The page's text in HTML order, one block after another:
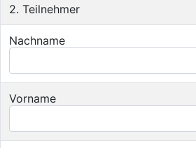
2. Teilnehmer
Nachname
Vorname